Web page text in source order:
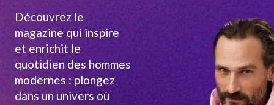
Découvrez le
magazine qui inspire
et enrichit le
quotidien des hommes
modernes : plongez
dans un univers où